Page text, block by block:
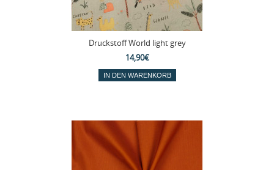
Druckstoff World light grey
14,90€